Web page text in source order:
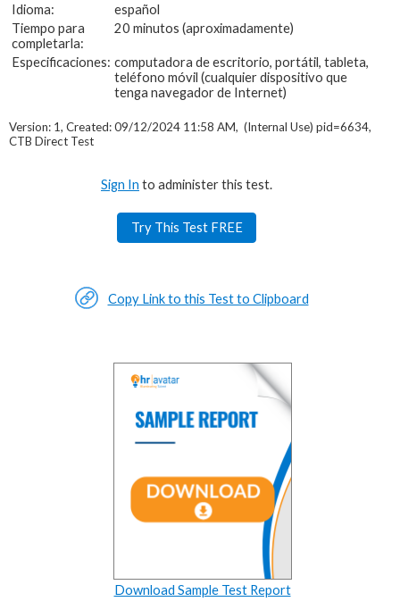
Idioma:
español
Tiempo para
completarla:
20 minutos (aproximadamente)
Especificaciones: computadora de escritorio, portátil, tableta,
teléfono móvil (cualquier dispositivo que
tenga navegador de Internet)
Version: 1, Created: 09/12/2024 11:58 AM, (Internal Use) pid=6634,
CTB Direct Test
Sign In to administer this test.
Try This Test FREE
Copy Link to this Test to Clipboard
Download Sample Test Report